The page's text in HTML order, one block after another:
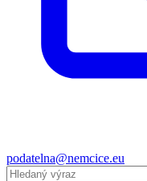
podatelna@nemcice.eu